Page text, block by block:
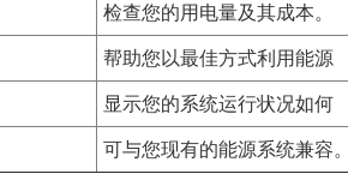
检查您的用电量及其成本。
帮助您以最佳方式利用能源
显示您的系统运行状况如何
可与您现有的能源系统兼容。